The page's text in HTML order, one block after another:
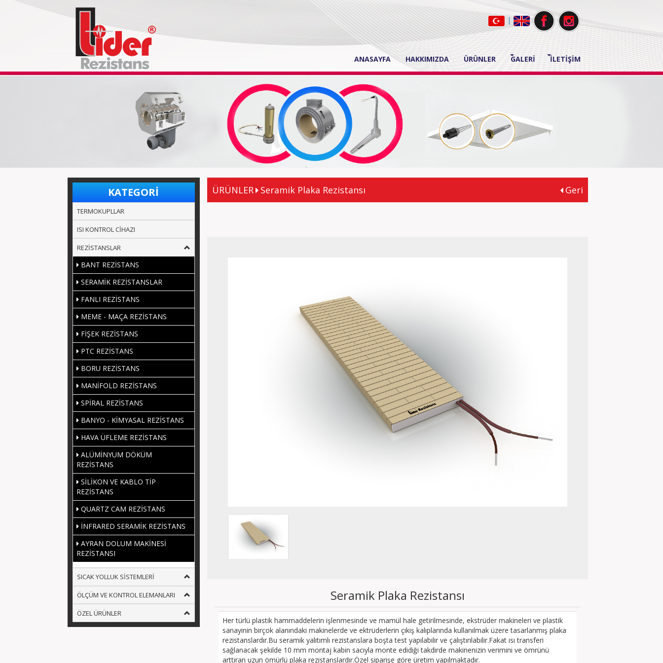
|
ANASAYFA(current)HAKKIMIZDA ÜRÜNLER GALERİ İLETİŞİM
KATEGORİ
TERMOKUPLLAR
ISI KONTROL CİHAZI
REZİSTANSLAR
BANT REZİSTANS
SERAMİK REZİSTANSLAR
FANLI REZİSTANS
MEME - MAÇA REZİSTANS
FİŞEK REZİSTANS
PTC REZİSTANS
BORU REZİSTANS
MANİFOLD REZİSTANS
SPİRAL REZİSTANS
BANYO - KİMYASAL REZİSTANS
HAVA ÜFLEME REZİSTANS
ALÜMİNYUM DÖKÜM
REZİSTANS
SİLİKON VE KABLO TİP
REZİSTANS
QUARTZ CAM REZİSTANS
İNFRARED SERAMİK REZİSTANS
AYRAN DOLUM MAKİNESİ
REZİSTANSI
SICAK YOLLUK SİSTEMLERİ
ÖLÇÜM VE KONTROL ELEMANLARI
ÖZEL ÜRÜNLER
ÜRÜNLER Seramik Plaka Rezistansı Geri
Seramik Plaka Rezistansı
Her türlü plastik hammaddelerin işlenmesinde ve mamül hale getirilmesinde, ekstrüder makineleri ve plastik
sanayinin birçok alanındaki makinelerde ve ektrüderlerin çıkış kalıplarında kullanılmak üzere tasarlanmış plaka
rezistanslardır.Bu seramik yalıtımlı rezistanslara boşta test yapılabilir ve çalıştırılabilir.Fakat ısı transferi
sağlanacak şekilde 10 mm montaj kabin sacıyla monte edidiği takdirde makinenizin verimini ve ömrünü
arttıran uzun ömürlü plaka rezistanslardır.Özel siparişe göre üretim yapılmaktadır.